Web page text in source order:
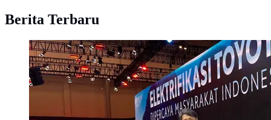
Berita Terbaru